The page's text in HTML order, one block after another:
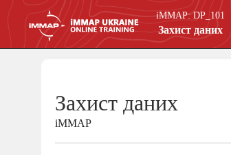
iMMAP: DP_101
Захист даних
Захист даних
iMMAP